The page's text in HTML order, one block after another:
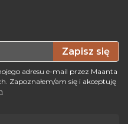
Zapisz się
adresu e-mail przez Maanta
Zapoznałem/am się i akceptuję